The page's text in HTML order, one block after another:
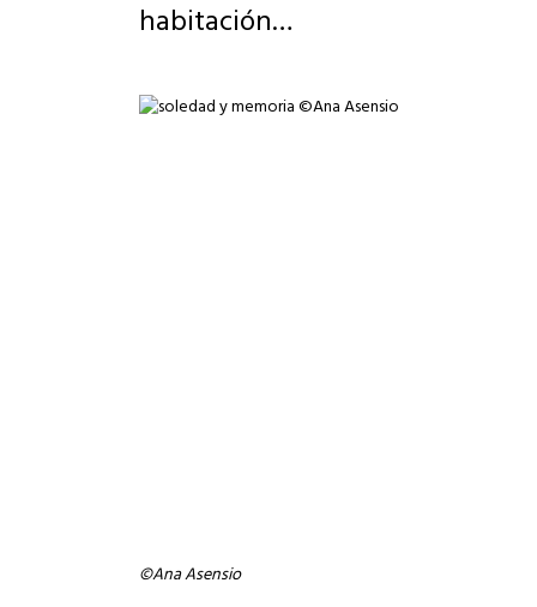
habitación…
©Ana Asensio